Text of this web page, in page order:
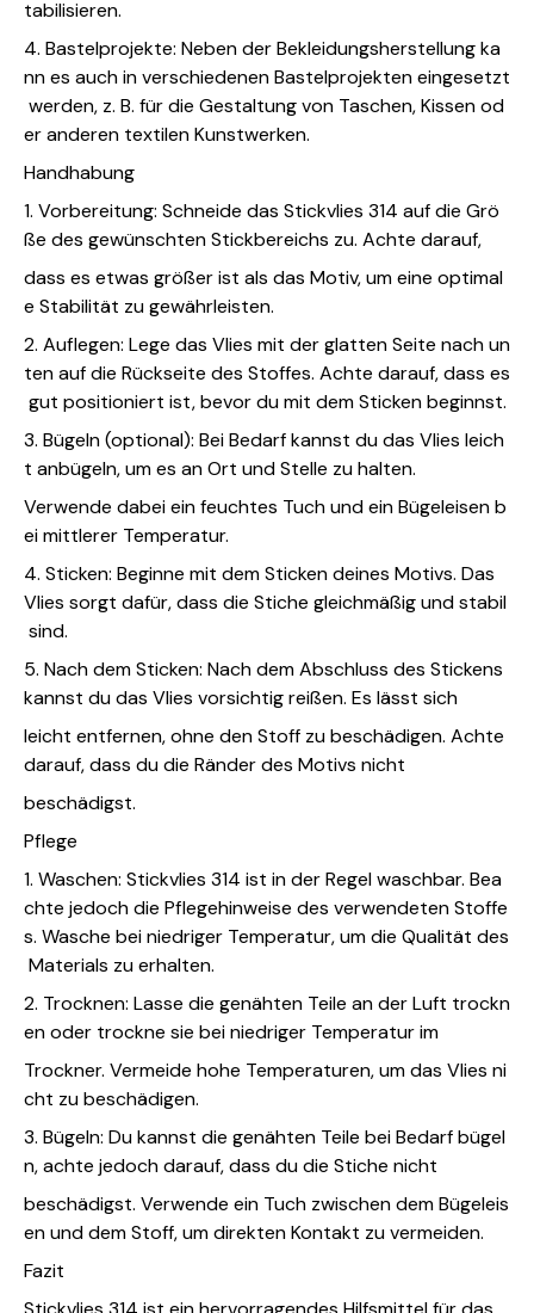
tabilisieren.
4. Bastelprojekte: Neben der Bekleidungsherstellung ka
nn es auch in verschiedenen Bastelprojekten eingesetzt
werden, z. B. für die Gestaltung von Taschen, Kissen od
er anderen textilen Kunstwerken.
Handhabung
1. Vorbereitung: Schneide das Stickvlies 314 auf die Grö
ße des gewünschten Stickbereichs zu. Achte darauf,
dass es etwas größer ist als das Motiv, um eine optimal
e Stabilität zu gewährleisten.
2. Auflegen: Lege das Vlies mit der glatten Seite nach un
ten auf die Rückseite des Stoffes. Achte darauf, dass es
gut positioniert ist, bevor du mit dem Sticken beginnst.
3. Bügeln (optional): Bei Bedarf kannst du das Vlies leich
t anbügeln, um es an Ort und Stelle zu halten.
Verwende dabei ein feuchtes Tuch und ein Bügeleisen b
ei mittlerer Temperatur.
4. Sticken: Beginne mit dem Sticken deines Motivs. Das
Vlies sorgt dafür, dass die Stiche gleichmäßig und stabil
sind.
5. Nach dem Sticken: Nach dem Abschluss des Stickens
kannst du das Vlies vorsichtig reißen. Es lässt sich
leicht entfernen, ohne den Stoff zu beschädigen. Achte
darauf, dass du die Ränder des Motivs nicht
beschädigst.
Pflege
1. Waschen: Stickvlies 314 ist in der Regel waschbar. Bea
chte jedoch die Pflegehinweise des verwendeten Stoffe
s. Wasche bei niedriger Temperatur, um die Qualität des
Materials zu erhalten.
2. Trocknen: Lasse die genähten Teile an der Luft trockn
en oder trockne sie bei niedriger Temperatur im
Trockner. Vermeide hohe Temperaturen, um das Vlies ni
cht zu beschädigen.
3. Bügeln: Du kannst die genähten Teile bei Bedarf bügel
n, achte jedoch darauf, dass du die Stiche nicht
beschädigst. Verwende ein Tuch zwischen dem Bügeleis
en und dem Stoff, um direkten Kontakt zu vermeiden.
Fazit